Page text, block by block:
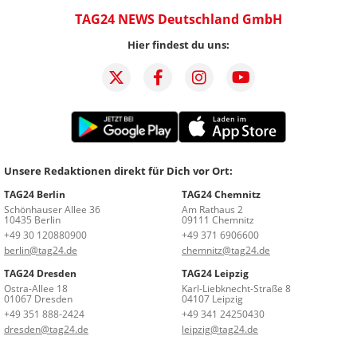
TAG24 NEWS Deutschland GmbH
Hier findest du uns:
Unsere Redaktionen direkt für Dich vor Ort:
TAG24 Berlin
Schönhauser Allee 36
10435 Berlin
+49 30 120880900
berlin@tag24.de
TAG24 Chemnitz
Am Rathaus 2
09111 Chemnitz
+49 371 6906600
chemnitz@tag24.de
TAG24 Dresden
Ostra-Allee 18
01067 Dresden
+49 351 888-2424
dresden@tag24.de
TAG24 Leipzig
Karl-Liebknecht-Straße 8
04107 Leipzig
+49 341 24250430
leipzig@tag24.de